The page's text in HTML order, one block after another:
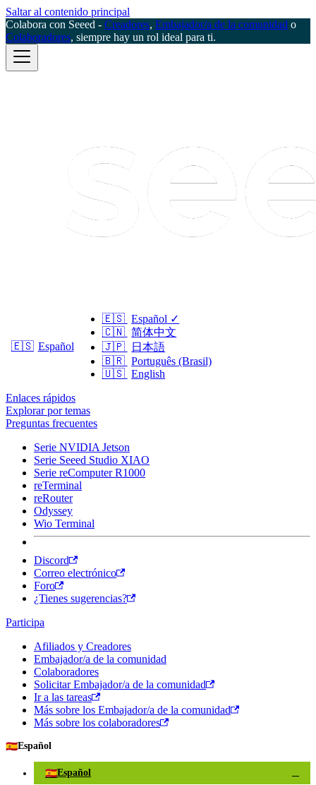
Saltar al contenido principal
Colabora con Seeed - Creadores, Embajador/a de la comunidad o
Colaboradores, siempre hay un rol ideal para ti.
🇪🇸 Español
🇪🇸 Español ✓
🇨🇳 简体中文
🇯🇵
日本語
🇧🇷 Português (Brasil)
🇺🇸 English
Enlaces rápidos
Explorar por temas
Preguntas frecuentes
Serie NVIDIA Jetson
Serie Seeed Studio XIAO
Serie reComputer R1000
reTerminal
reRouter
Odyssey
Wio Terminal
Discord
Correo electrónico
Foro
¿Tienes sugerencias?
Participa
Afiliados y Creadores
Embajador/a de la comunidad
Colaboradores
Solicitar Embajador/a de la comunidad
Ir a las tareas
Más sobre los Embajador/a de la comunidad
Más sobre los colaboradores
🇪🇸Español
🇪🇸Español